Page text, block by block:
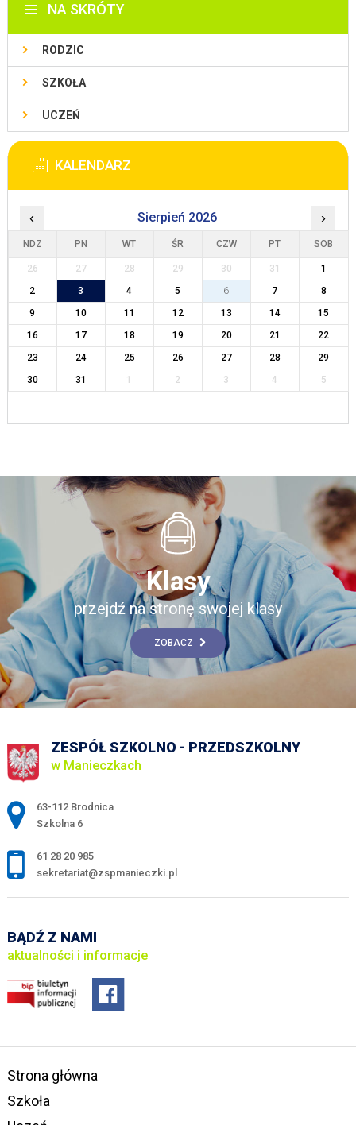
NA SKRÓTY
RODZIC
SZKOŁA
UCZEŃ
KALENDARZ
‹ Sierpień 2026 ›
NDZ PN WT ŚR CZW PT SOB
26 27 28 29 30 31
1
2
3 4 5 6 7
8
9
10 11 12 13 14
15
16
17 18 19 20 21
22
23
24 25 26 27 28
29
30
31 1 2 3 4 5
Klasy
przejdź na stronę swojej klasy
ZOBACZ
ZESPÓŁ SZKOLNO - PRZEDSZKOLNY
w Manieczkach
Adres pocztowy:
63-112 Brodnica
Szkolna 6
61 28 20 985
sekretariat@zspmanieczki.pl
BĄDŹ Z NAMI
aktualności i informacje
Strona główna
Szkoła